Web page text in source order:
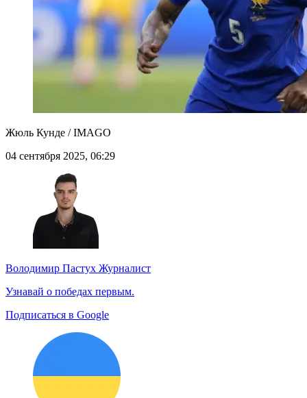
Жюль Кунде / IMAGO
04 сентября 2025, 06:29
Володимир Пастух Журналист
Узнавай о победах первым.
Подписаться в Google